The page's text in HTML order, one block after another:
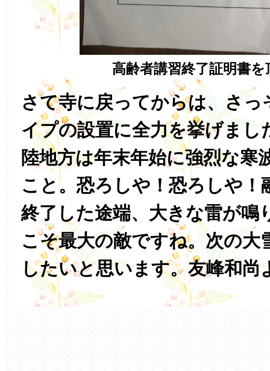
高齢者講習終了証明書
さて寺に戻ってからは、さっ
イプの設置に全力を挙げまし
陸地方は年末年始に強烈な寒
こと。恐ろしや！恐ろしや！
終了した途端、大きな雷が鳴
こそ最大の敵ですね。次の大
したいと思います。友峰和尚